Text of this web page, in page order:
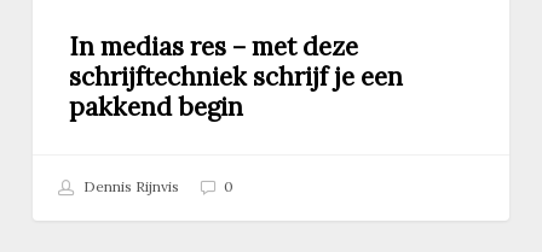
In medias res – met deze
schrijftechniek schrijf je een
pakkend begin
Dennis Rijnvis 0